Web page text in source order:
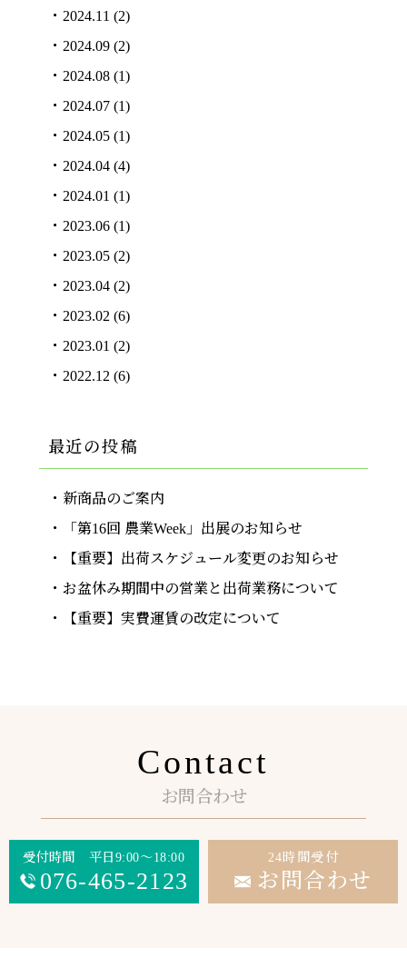
2024.11 (2)
2024.09(2)
2024.08(1)
2024.07(1)
2024.05(1)
2024.04(4)
2024.01 (1)
2023.06(1)
2023.05(2)
2023.04(2)
2023.02 (6)
2023.01 (2)
2022.12 (6)
最近の投稿
新商品のご案内
「第16回 農業Week」出展のお知らせ
【重要】出荷スケジュール変更のお知らせ
お盆休み期間中の営業と出荷業務について
【重要】実費運賃の改定について
Contact
お問合わせ
受付時間 平日9:00～18:00
076-465-2123
24時間受付
お問合わせ